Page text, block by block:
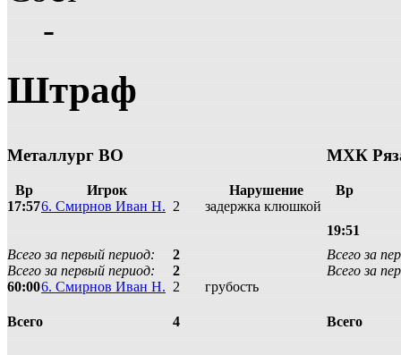
-
Штраф
Металлург ВО МХК
Вр Игрок Нарушение
Вр
17:576. Смирнов Иван Н. 2
задержка клюшкой
19:51
Всего за первый период:
2
Всего за
Всего за первый период:
2
Всего за
60:006. Смирнов Иван Н. 2 грубость
Всего 4 Всего